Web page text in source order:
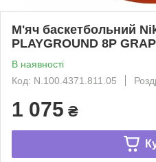
М'яч баскетбольний
PLAYGROUND 8P
В наявності
Код: N.100.4371.811.05
1 075 ₴